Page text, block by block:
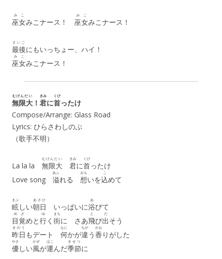
巫女
みこ
みこナース！ 巫女
みこ
みこナース！
最後
さいご
にもいっちょー、ハイ！
巫女
みこ
みこナース！
無限大
むげんだい
！ 君
きみ
に首
くび
ったけ
Compose/Arrange: Glass Road
Lyrics: ひらさわしのぶ
（歌手不明）
La la la 無限大
むげんだい
君
きみ
に首
くび
ったけ
Love song 溢
あふ
れる 想
おも
いを込
こ
めて
眩
まぶ
しい朝日
あさひ
いっぱいに浴
あ
びて
目
め
覚
ざ
めと行
ゆ
く 街
まち
に さあ飛
と
び出
だ
そう
昨日
きのう
もデート 何
なに
かが違
ちが
う香
かお
りがした
優
やさ
しい風
かぜ
が運
はこ
んだ季節
きせつ
に